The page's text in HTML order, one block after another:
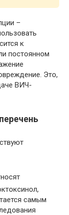
–
к
постоянном
Это,
ВИЧ-
самым